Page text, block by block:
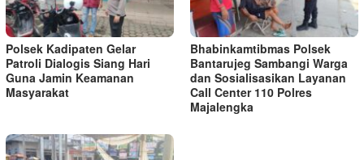
Polsek Kadipaten Gelar
Patroli Dialogis Siang Hari
Guna Jamin Keamanan
Masyarakat
Bhabinkamtibmas Polsek
Bantarujeg Sambangi Warga
dan Sosialisasikan Layanan
Call Center 110 Polres
Majalengka